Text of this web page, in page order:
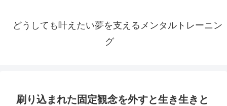
どうしても叶えたい夢を支えるメンタルトレーニン
グ
刷り込まれた固定観念を外すと生き生きと